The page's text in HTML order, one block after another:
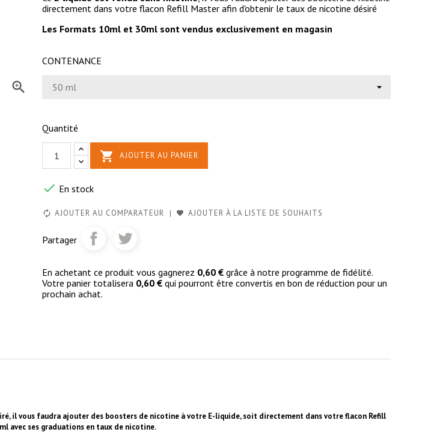

directement dans votre flacon Refill Master afin d'obtenir le taux de nicotine désiré
Les Formats 10ml et 30ml sont vendus exclusivement en magasin
CONTENANCE
Quantité
 AJOUTER AU PANIER
 En stock
AJOUTER AU COMPARATEUR AJOUTER À LA LISTE DE SOUHAITS
Partager
En achetant ce produit vous gagnerez 0,60 € grâce à notre programme de fidélité.
Votre panier totalisera 0,60 € qui pourront être convertis en bon de réduction pour un
prochain achat.
il vous faudra ajouter des boosters de nicotine à votre E-liquide, soit directement dans votre flacon Refill
avec ses graduations en taux de nicotine.